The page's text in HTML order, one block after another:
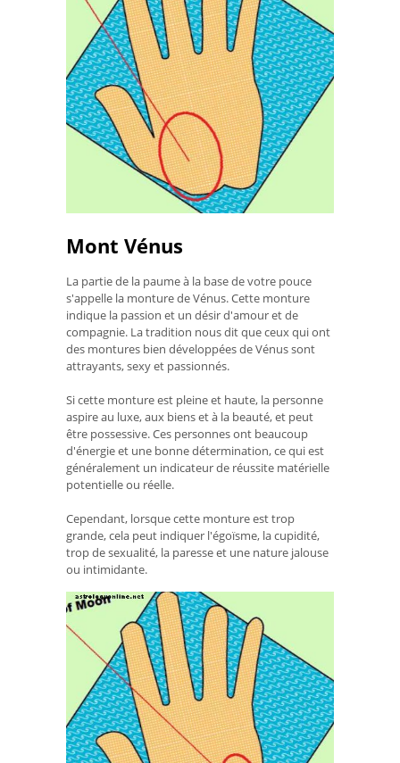
Mont Vénus
La partie de la paume à la base de votre pouce
s'appelle la monture de Vénus. Cette monture
indique la passion et un désir d'amour et de
compagnie. La tradition nous dit que ceux qui ont
des montures bien développées de Vénus sont
attrayants, sexy et passionnés.
Si cette monture est pleine et haute, la personne
aspire au luxe, aux biens et à la beauté, et peut
être possessive. Ces personnes ont beaucoup
d'énergie et une bonne détermination, ce qui est
généralement un indicateur de réussite matérielle
potentielle ou réelle.
Cependant, lorsque cette monture est trop
grande, cela peut indiquer l'égoïsme, la cupidité,
trop de sexualité, la paresse et une nature jalouse
ou intimidante.